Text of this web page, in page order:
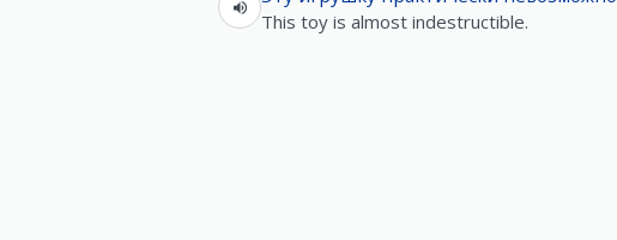
This toy is almost indestructible.